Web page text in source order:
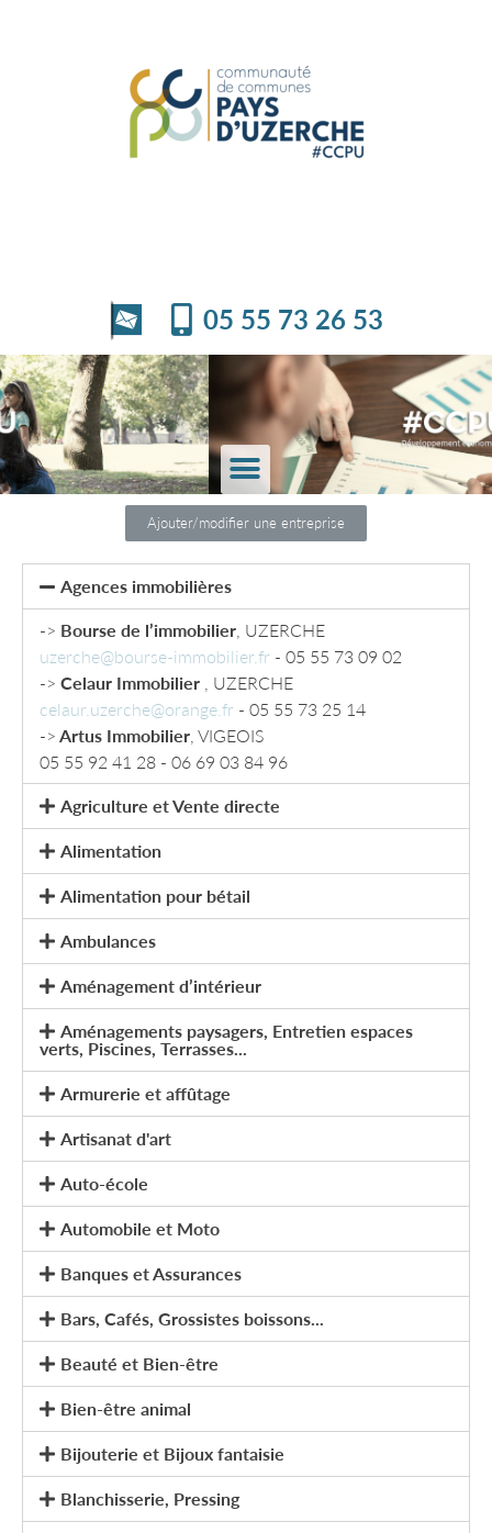
05 55 73 26 53
Ajouter/modifier une entreprise
Agences immobilières
-> Bourse de l’immobilier , UZERCHE
uzerche@bourse-immobilier.fr - 05 55 73 09 02
-> Celaur Immobilier
, UZERCHE
celaur.uzerche@orange.fr - 05 55 73 25 14
-> Artus Immobilier , VIGEOIS
05 55 92 41 28 - 06 69 03 84 96
Agriculture et Vente directe
Alimentation
Alimentation pour bétail
Ambulances
Aménagement d’intérieur
Aménagements paysagers, Entretien espaces
verts, Piscines, Terrasses...
Armurerie et affûtage
Artisanat d'art
Auto-école
Automobile et Moto
Banques et Assurances
Bars, Cafés, Grossistes boissons...
Beauté et Bien-être
Bien-être animal
Bijouterie et Bijoux fantaisie
Blanchisserie, Pressing